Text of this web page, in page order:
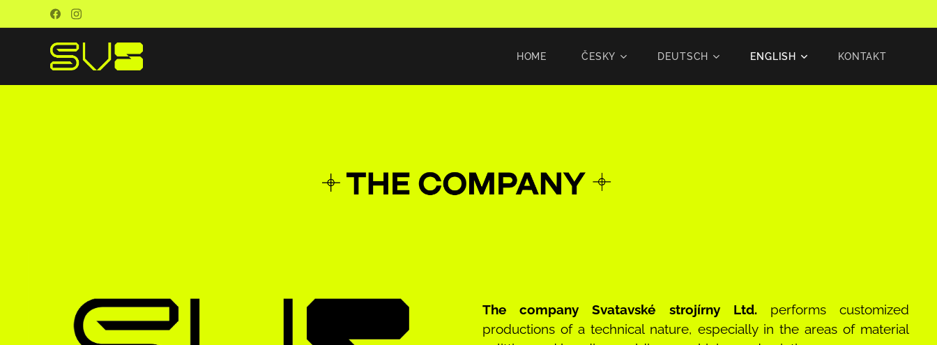
HOME ČESKY DEUTSCH ENGLISH KONTAKT
The company Svatavské strojírny Ltd.performs customized
productions of a technical nature, especially in the areas of material